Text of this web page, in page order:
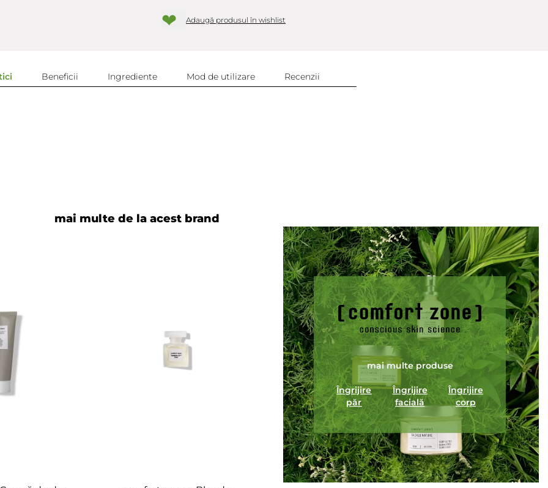
❤ Adaugă produsul în wishlist
Beneficii Ingrediente Mod de utilizare Recenzii
Adaugă review
ÎNCARCA IMAGINI
mai multe de la acest brand
mai multe produse
Îngrijire
păr
Îngrijire
facială
Îngrijire
corp